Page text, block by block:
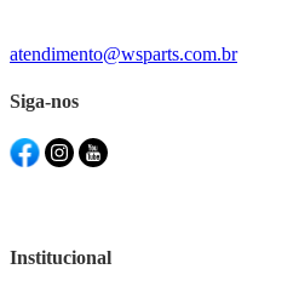
atendimento@wsparts.com.br
Siga-nos
Institucional